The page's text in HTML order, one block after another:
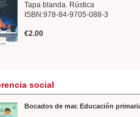
Tapa blanda. Rústica
ISBN:978-84-9705-088-3
€2.00
social
Bocados de mar. Educación